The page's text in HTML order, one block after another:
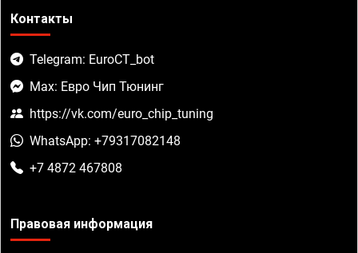
Контакты
Telegram: EuroCT_bot
Max: Евро Чип Тюнинг
https://vk.com/euro_chip_tuning
WhatsApp: +79317082148
+7 4872 467808
Правовая информация